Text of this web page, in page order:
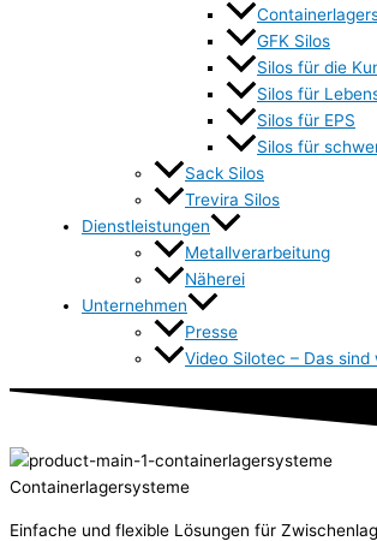
GFK Silos
Silos für die
Silos für
Silos für EPS
Silos für
Sack Silos
Trevira Silos
Dienstleistungen
Metallverarbeitung
Näherei
Unternehmen
Presse
Video Silotec – Das sind
Containerlagersysteme
Einfache und flexible Lösungen für